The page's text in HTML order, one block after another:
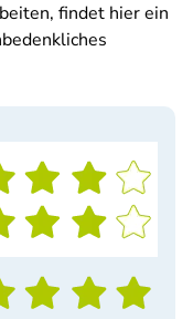
findet hier ein